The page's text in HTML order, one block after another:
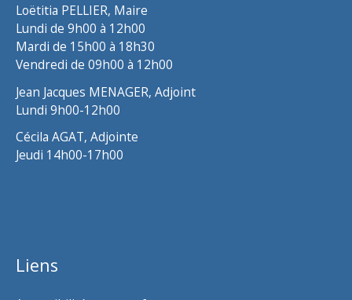
Loëtitia PELLIER, Maire
Lundi de 9h00 à 12h00
Mardi de 15h00 à 18h30
Vendredi de 09h00 à 12h00
Jean Jacques MENAGER, Adjoint
Lundi 9h00-12h00
Cécila AGAT, Adjointe
Jeudi 14h00-17h00
Liens